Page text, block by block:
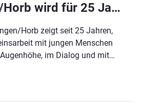
TC Dettingen/Horb wird für 25 Jahre Kinderrechte im Verein ausgezeichnet
Horb zeigt seit 25 Jahren,
mit jungen Menschen
im Dialog und mit
die Bedürfnisse der nächsten
des Deutschen Olympischen